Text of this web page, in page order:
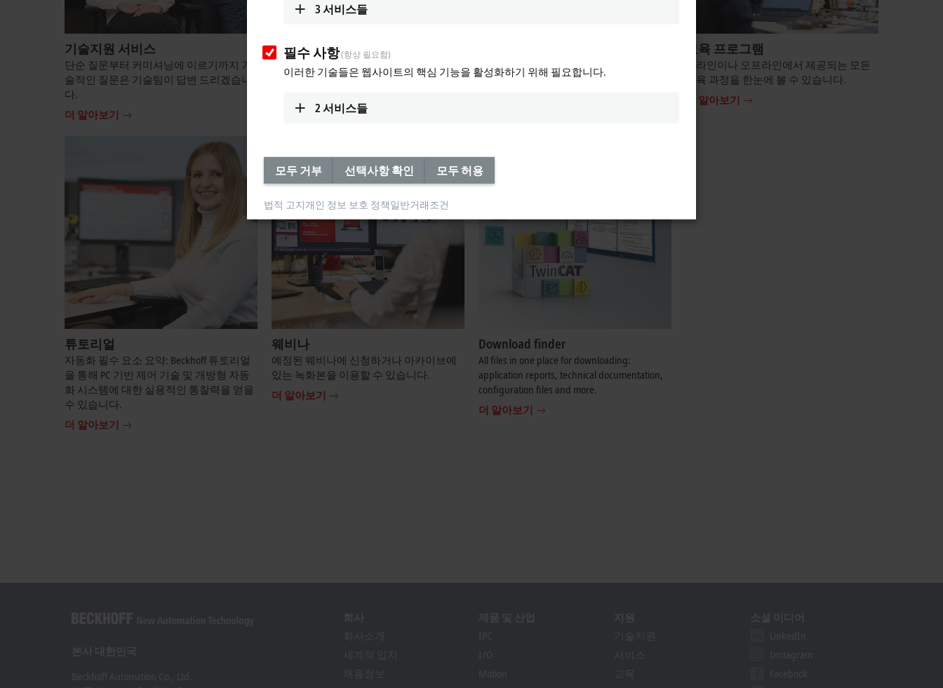
기술지원 서비스
단순 질문부터 커미셔닝에 이르기까지 기
술적인 질문은 기술팀이 답변 드리겠습니
다.
더 알아보기
서비스
사후 서비스를 제공합니다. 여기에서 더 알
아보세요.
더 알아보기
단종 제품 개요 및 서비스 가능 여부에 대
한 정보를 얻을 수 있습니다.
교육 프로그램
온라인이나 오프라인에서 제공되는 모든
교육 과정을 한눈에 볼 수 있습니다.
더 알아보기
튜토리얼
자동화 필수 요소 요약: Beckhoff 튜토리얼
을 통해 PC 기반 제어 기술 및 개방형 자동
화 시스템에 대한 실용적인 통찰력을 얻을
수 있습니다.
더 알아보기
웨비나
예정된 웨비나에 신청하거나 아카이브에
있는 녹화본을 이용할 수 있습니다.
더 알아보기
Download finder
All files in one place for downloading:
application reports, technical documentation,
configuration files and more.
더 알아보기
3서비스들
필수 사항(항상 필요함)
이러한 기술들은 웹사이트의 핵심 기능을 활성화하기 위해 필요합니다.
2서비스들
모두 거부 선택사항 확인 모두 허용
법적 고지개인 정보 보호 정책일반거래조건